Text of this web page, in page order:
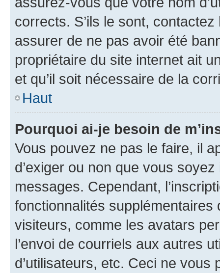
corrects. S’ils le sont,
assurer de ne pas avoir été
propriétaire du site internet ait
et qu’il soit nécessaire de la
Haut
Pourquoi ai-je besoin de
Vous pouvez ne pas le faire, il
d’exiger ou non que vous
messages. Cependant,
fonctionnalités
visiteurs, comme les avatars
l’envoi de courriels aux autres
d’utilisateurs, etc. Ceci ne vous